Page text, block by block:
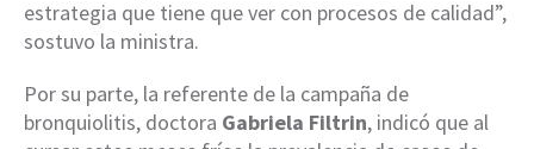
estrategia que tiene que ver con procesos de calidad”,
sostuvo la ministra.
Por su parte, la referente de la campaña de
bronquiolitis, doctora Gabriela Filtrin, indicó que al